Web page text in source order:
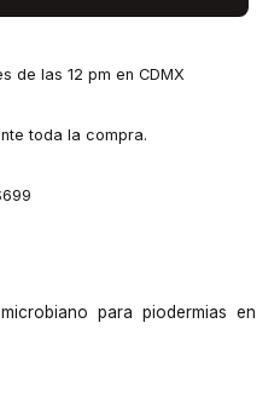
de las 12 pm en CDMX
toda la compra.
para piodermias en